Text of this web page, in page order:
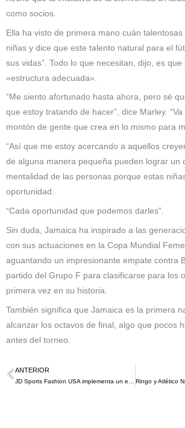
como socios.
Ella ha visto de primera mano cuán
niñas y dice que este talento natural para el
sus vidas”. Todo lo que necesitan, dijo, es que
«estructura adecuada».
“Me siento afortunado hasta ahora, pero sé
que estoy tratando de hacer”, dice Marley.
montón de gente que crea en lo mismo para
“Así que me estoy acercando a aquellos
de alguna manera pequeña pueden lograr un
mentalidad de las personas porque estas
oportunidad.
“Cada oportunidad que podemos darles”.
Sin duda, Jamaica ha inspirado a las
con sus actuaciones en la Copa Mundial
aguantando un impresionante empate contra
partido del Grupo F para clasificarse para los
primera vez en su historia.
También significa que Jamaica es la primera
alcanzar los octavos de final, algo que pocos
antes del torneo.
Ant
ANTERIOR